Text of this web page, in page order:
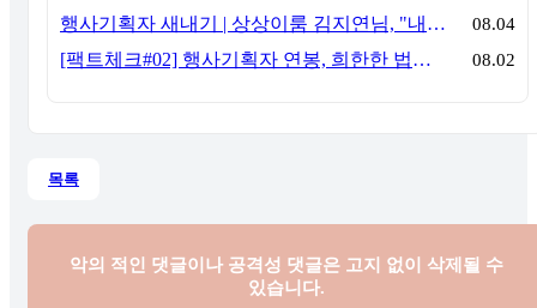
행사기획자 새내기 | 상상이룸 김지연님, "내 맘대로, 내 뜻대로 행사를 만든다 08.04
[팩트체크#02] 행사기획자 연봉, 희한한 법칙~ '첨에는 비실, 3년만 지나면 튼실' 08.02
목록
악의 적인 댓글이나 공격성 댓글은 고지 없이 삭제될 수
있습니다.